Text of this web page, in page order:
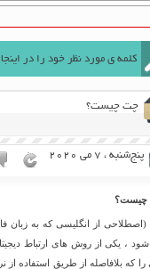
چت چیست؟
پنج‌شنبه ، 7 می 2020
از انگلیسی که به زبان
، یکی از روش های ارتباط
را که بلافاصله از طریق استفاده از